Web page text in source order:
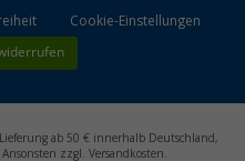
Cookie-Einstellungen
ab 50 € innerhalb Deutschland,
zzgl. Versandkosten.